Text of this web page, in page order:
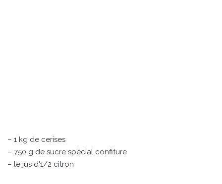
– 1 kg de cerises
– 750 g de sucre spécial confiture
– le jus d'1/2 citron